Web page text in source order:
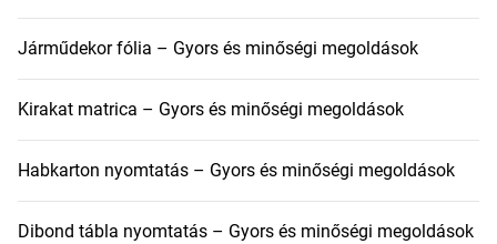
Járműdekor fólia – Gyors és minőségi megoldások
Kirakat matrica – Gyors és minőségi megoldások
Habkarton nyomtatás – Gyors és minőségi megoldások
Dibond tábla nyomtatás – Gyors és minőségi megoldások